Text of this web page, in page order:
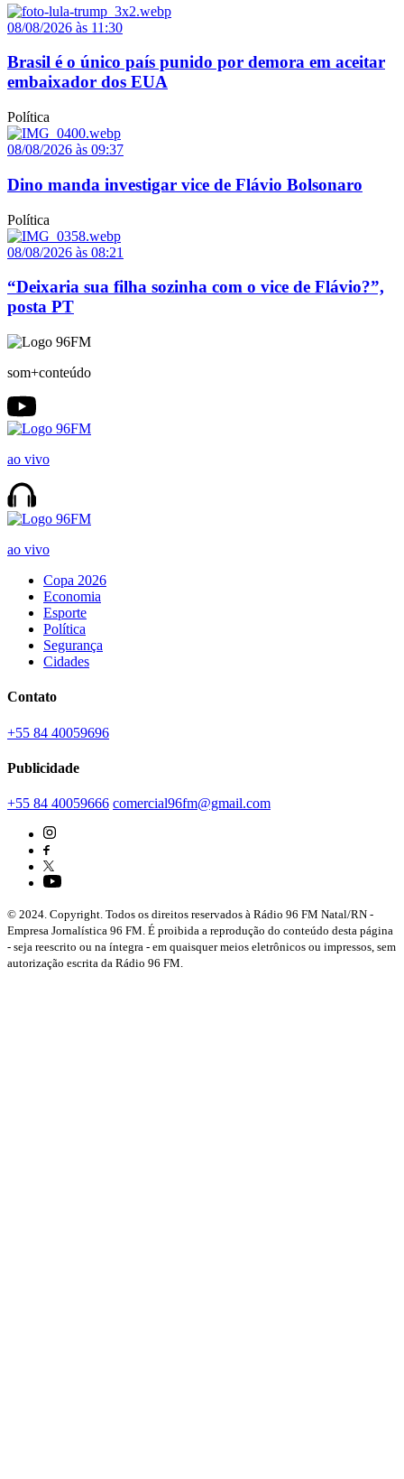
08/08/2026 às 11:30
Brasil é o único país punido por demora em aceitar
embaixador dos EUA
Política
08/08/2026 às 09:37
Dino manda investigar vice de Flávio Bolsonaro
Política
08/08/2026 às 08:21
“Deixaria sua filha sozinha com o vice de Flávio?”,
posta PT
som+conteúdo
ao vivo
ao vivo
Copa 2026
Economia
Esporte
Política
Segurança
Cidades
Contato
+55 84 40059696
Publicidade
+55 84 40059666 comercial96fm@gmail.com
© 2024. Copyright. Todos os direitos reservados à Rádio 96 FM Natal/RN -
Empresa Jornalística 96 FM. É proibida a reprodução do conteúdo desta página
- seja reescrito ou na íntegra - em quaisquer meios eletrônicos ou impressos, sem
autorização escrita da Rádio 96 FM.